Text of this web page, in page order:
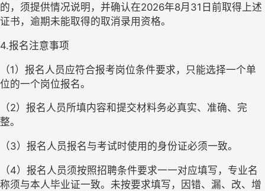
的，须提供情况说明，并确认在2026年8月31日前取得上述
证书，逾期未能取得的取消录用资格。
4.报名注意事项
（1）报名人员应符合报考岗位条件要求，只能选择一个单
位的一个岗位报名。
（2） 报名人员所填内容和提交材料务必真实、准确、完
整。
（3） 报名人员报名与考试时使用的身份证必须一致。
（4） 报名人员须按照招聘条件要求一一对应填写，专业名
称须与本人毕业证一致。未按要求填写，因错、漏、改、增